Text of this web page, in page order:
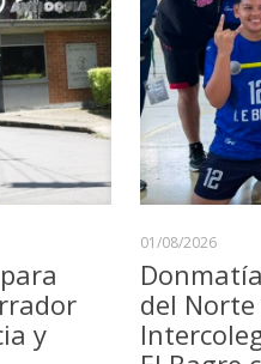
y
01/08/2026
del Norte